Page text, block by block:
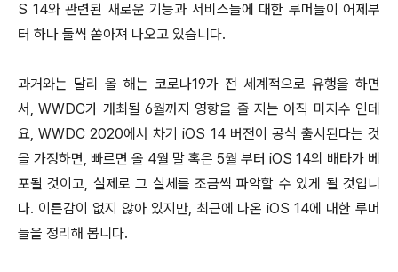
S 14와 관련된 새로운 기능과 서비스들에 대한 루머들이 어제부
터 하나 둘씩 쏟아져 나오고 있습니다.
과거와는 달리 올 해는 코로나19가 전 세계적으로 유행을 하면
서, WWDC가 개최될 6월까지 영향을 줄 지는 아직 미지수 인데
요, WWDC 2020에서 차기 iOS 14 버전이 공식 출시된다는 것
을 가정하면, 빠르면 올 4월 말 혹은 5월 부터 iOS 14의 배타가 베
포될 것이고, 실제로 그 실체를 조금씩 파악할 수 있게 될 것입니
다. 이른감이 없지 않아 있지만, 최근에 나온 iOS 14에 대한 루머
들을 정리해 봅니다.